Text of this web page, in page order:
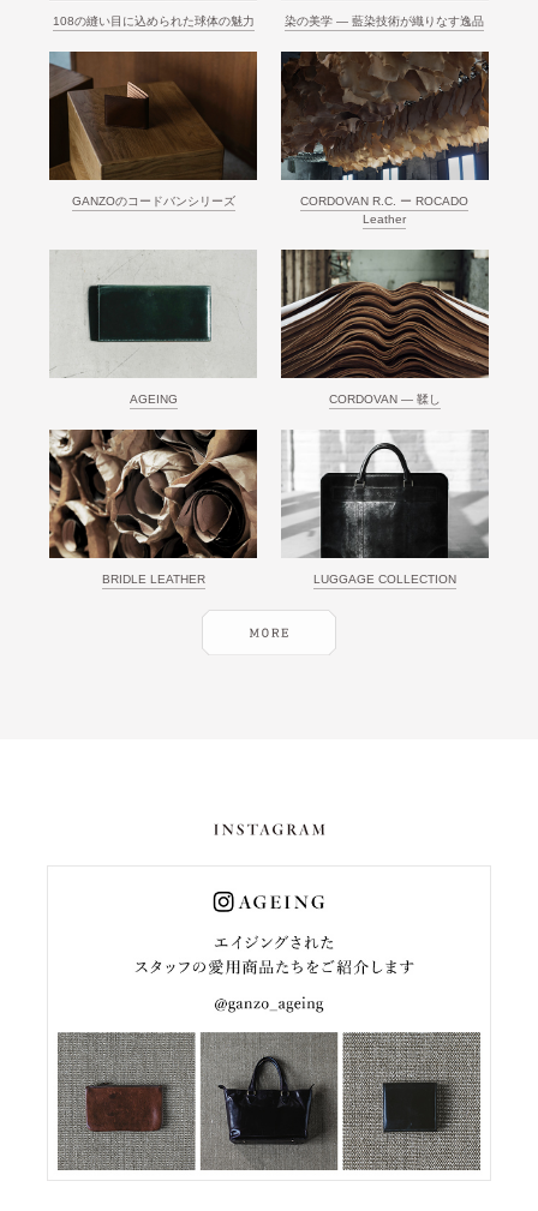
108の縫い目に込められた球体の魅力 染の美学 ― 藍染技術が織りなす逸品
GANZOのコードバンシリーズ
CORDOVAN R.C. ー ROCADO
Leather
AGEING CORDOVAN ― 鞣し
BRIDLE LEATHER LUGGAGE COLLECTION